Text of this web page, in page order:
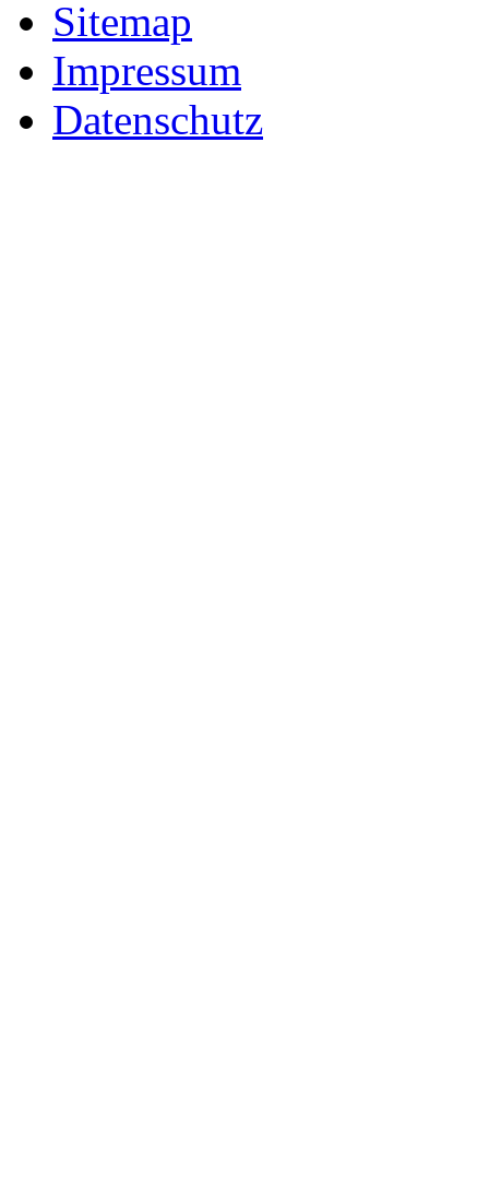
Sitemap
Impressum
Datenschutz